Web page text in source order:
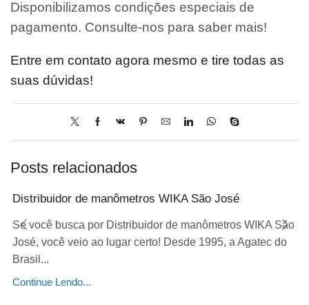
Disponibilizamos condições especiais de
pagamento. Consulte-nos para saber mais!
Entre em contato agora mesmo e tire todas as
suas dúvidas!
Posts relacionados
Distribuidor de manômetros WIKA São José
Se você busca por Distribuidor de manômetros WIKA São
José, você veio ao lugar certo! Desde 1995, a Agatec do
Brasil...
Continue Lendo...